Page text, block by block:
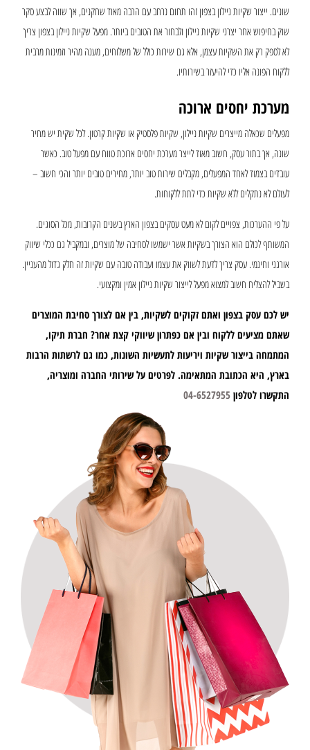
שונים. ייצור שקיות ניילון בצפון זהו תחום נרחב עם הרבה מאוד שחקנים, אך שווה לבצע סקר
שוק בחיפוש אחר יצרני שקיות ניילון ולבחור את הטובים ביותר. מפעל שקיות ניילון בצפון צריך
לא לספק רק את השקיות עצמן, אלא גם שירות כולל של משלוחים, מענה מהיר וזמינות מרבית
ללקוח הפונה אליו כדי להיעזר בשירותיו.
מערכת יחסים ארוכה
מפעלים שכאלה מייצרים שקיות ניילון, שקיות פלסטיק או שקיות קרטון. לכל שקית יש מחיר
שונה, אך בתור עסק, חשוב מאוד לייצר מערכת יחסים ארוכת טווח עם מפעל טוב. כאשר
עובדים בצמוד לאחד המפעלים, מקבלים שירות טוב יותר, מחירים טובים יותר והכי חשוב –
לעולם לא נתקלים ללא שקיות כדי לתת ללקוחות.
על פי ההערכות, צפויים לקום לא מעט עסקים בצפון הארץ בשנים הקרובות, מכל הסוגים.
המשותף לכולם הוא הצורך בשקיות אשר ישמשו לסחיבה של מוצרים, ובמקביל גם ככלי שיווק
אורגני וחינמי. עסק צריך לדעת לשווק את עצמו ועבודה טובה עם שקיות זה חלק גדול מהעניין.
בשביל להצליח חשוב למצוא מפעל לייצור שקיות ניילון אמין ומקצועי.
יש לכם עסק בצפון ואתם זקוקים לשקיות, בין אם לצורך סחיבת המוצרים
שאתם מציעים ללקוח ובין אם כפתרון שיווקי קצת אחר? חברת תיקו,
המתמחה בייצור שקיות ויריעות לתעשיות השונות, כמו גם לרשתות הרבות
בארץ, היא הכתובת המתאימה. לפרטים על שירותי החברה ומוצריה,
התקשרו לטלפון04-6527955